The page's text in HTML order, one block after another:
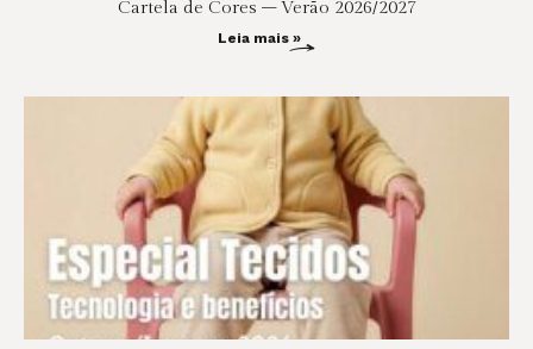
Cartela de Cores – Verão 2026/2027
Leia mais »